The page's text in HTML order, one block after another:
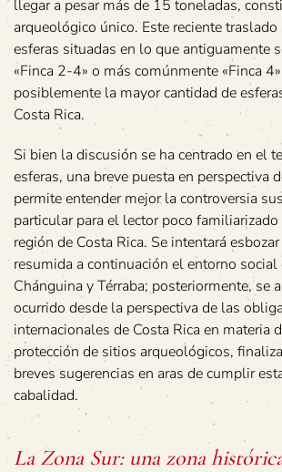
llegar a pesar más de 15 toneladas,
arqueológico único. Este reciente traslado
esferas situadas en lo que antiguamente
«Finca 2-4» o más comúnmente «Finca
posiblemente la mayor cantidad de
Costa Rica.
Si bien la discusión se ha centrado en el
esferas, una breve puesta en perspectiva
permite entender mejor la controversia
particular para el lector poco familiarizado
región de Costa Rica. Se intentará
resumida a continuación el entorno social
Chánguina y Térraba; posteriormente, se
ocurrido desde la perspectiva de las
internacionales de Costa Rica en materia
protección de sitios arqueológicos,
breves sugerencias en aras de cumplir
cabalidad.
La Zona Sur: una zona